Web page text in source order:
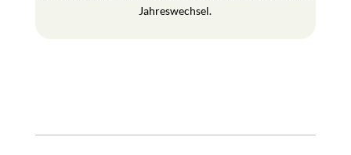
Jahreswechsel.